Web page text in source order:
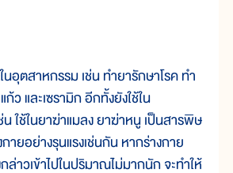
ตสาหกรรม เช่น ทำยารักษาโรค ทำ
ว และเซรามิก อีกทั้งยังใช้ใน
น ใช้ในยาฆ่าแมลง ยาฆ่าหนู เป็นสารพิษ
ยอย่างรุนแรงเช่นกัน หากร่างกาย
าวเข้าไปในปริมาณไม่มากนัก จะทำให้